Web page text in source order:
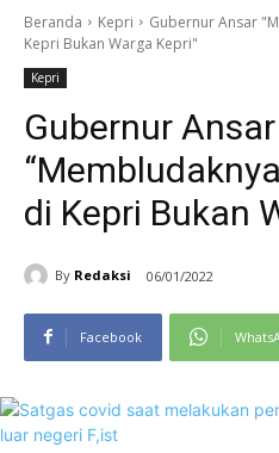
Beranda Kepri
Gubernur Ansar
Kepri Bukan Warga Kepri"
Kepri
Gubernur Ansar
di Kepri Bukan
By Redaksi 06/01/2022
Facebook